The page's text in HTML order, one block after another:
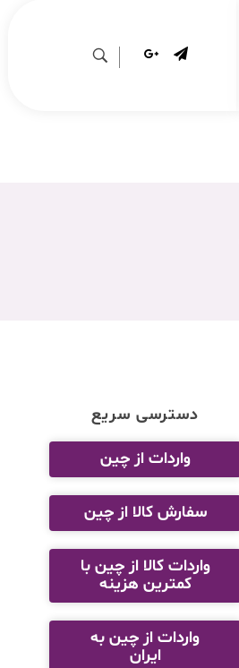
دسترسی سریع
واردات از چین
سفارش کالا از چین
واردات کالا از چین با
کمترین هزینه
واردات از چین به
ایران